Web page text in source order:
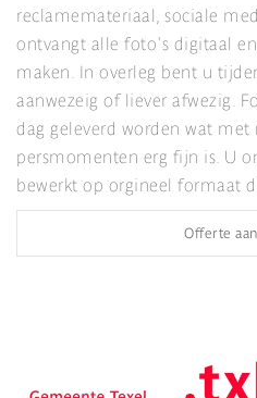
reclamemateriaal, sociale
ontvangt alle foto's digitaal
maken. In overleg bent u
aanwezeig of liever afwezig.
dag geleverd worden wat
persmomenten erg fijn is. U
bewerkt op orgineel formaat
Offerte